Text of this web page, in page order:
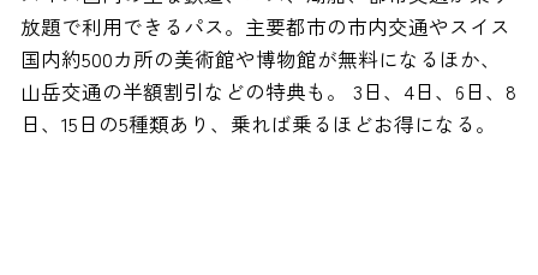
放題で利用できるパス。主要都市の市内交通やスイス
国内約500カ所の美術館や博物館が無料になるほか、
山岳交通の半額割引などの特典も。 3日、4日、6日、8
日、15日の5種類あり、乗れば乗るほどお得になる。